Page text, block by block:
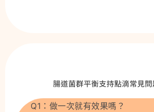
腸道菌群平衡支持點滴常見
Q1：做一次就有效果嗎？